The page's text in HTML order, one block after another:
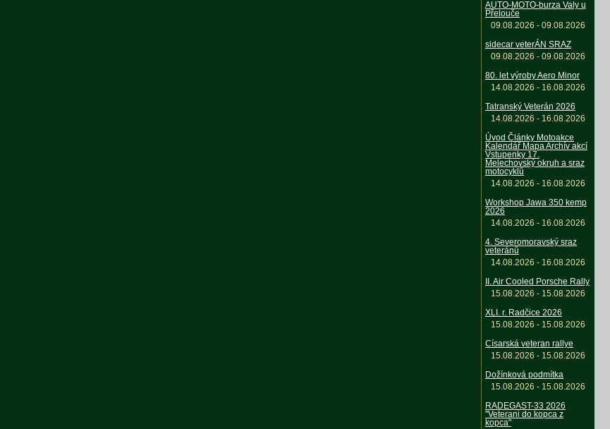
AUTO-MOTO-burza Valy u
Přelouče
09.08.2026 - 09.08.2026
sidecar veterÁN SRAZ
09.08.2026 - 09.08.2026
80. let výroby Aero Minor
14.08.2026 - 16.08.2026
Tatranský Veterán 2026
14.08.2026 - 16.08.2026
Úvod Články Motoakce
Kalendář Mapa Archív akcí
Vstupenky 17.
Melechovský okruh a sraz
motocyklů
14.08.2026 - 16.08.2026
Workshop Jawa 350 kemp
2026
14.08.2026 - 16.08.2026
4. Severomoravský sraz
veteránů
14.08.2026 - 16.08.2026
II. Air Cooled Porsche Rally
15.08.2026 - 15.08.2026
XLI. r. Radčice 2026
15.08.2026 - 15.08.2026
Císarská veteran rallye
15.08.2026 - 15.08.2026
Dožínková podmítka
15.08.2026 - 15.08.2026
RADEGAST-33 2026
"Veterani do kopca z
kopca"